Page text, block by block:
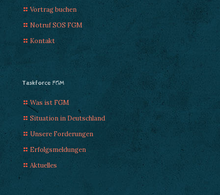
Vortrag buchen
Notruf SOS FGM
Kontakt
Taskforce FGM
Was ist FGM
Situation in Deutschland
Unsere Forderungen
Erfolgsmeldungen
Aktuelles